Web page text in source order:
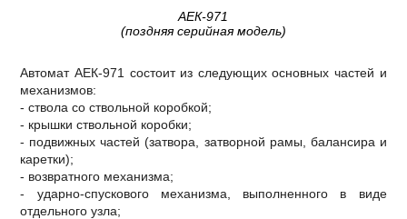
АЕК-971
(поздняя серийная модель)
Автомат АЕК-971 состоит из следующих основных частей и
механизмов:
- ствола со ствольной коробкой;
- крышки ствольной коробки;
- подвижных частей (затвора, затворной рамы, балансира и
каретки);
- возвратного механизма;
- ударно-спускового механизма, выполненного в виде
отдельного узла;